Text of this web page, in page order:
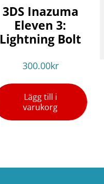
3DS Inazuma
Eleven 3:
Lightning Bolt
300.00kr
Lägg till i
varukorg